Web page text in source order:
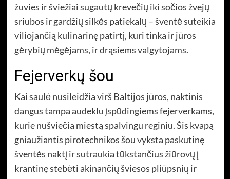
žuvies ir šviežiai sugautų krevečių iki sočios žvejų
sriubos ir gardžių silkės patiekalų – šventė suteikia
viliojančią kulinarinę patirtį, kuri tinka ir jūros
gėrybių mėgėjams, ir drąsiems valgytojams.
Fejerverkų šou
Kai saulė nusileidžia virš Baltijos jūros, naktinis
dangus tampa audeklu įspūdingiems fejerverkams,
kurie nušviečia miestą spalvingu reginiu. Šis kvapą
gniaužiantis pirotechnikos šou vyksta paskutinę
šventės naktį ir sutraukia tūkstančius žiūrovų į
krantinę stebėti akinančių šviesos pliūpsnių ir